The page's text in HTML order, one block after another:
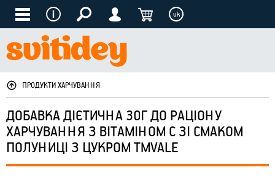
uk
ПРОДУКТИ ХАРЧУВАННЯ
ДОБАВКА ДІЄТИЧНА 30Г ДО РАЦІОНУ
ХАРЧУВАННЯ З ВІТАМІНОМ С ЗІ СМАКОМ
ПОЛУНИЦІ З ЦУКРОМ ТМVALE